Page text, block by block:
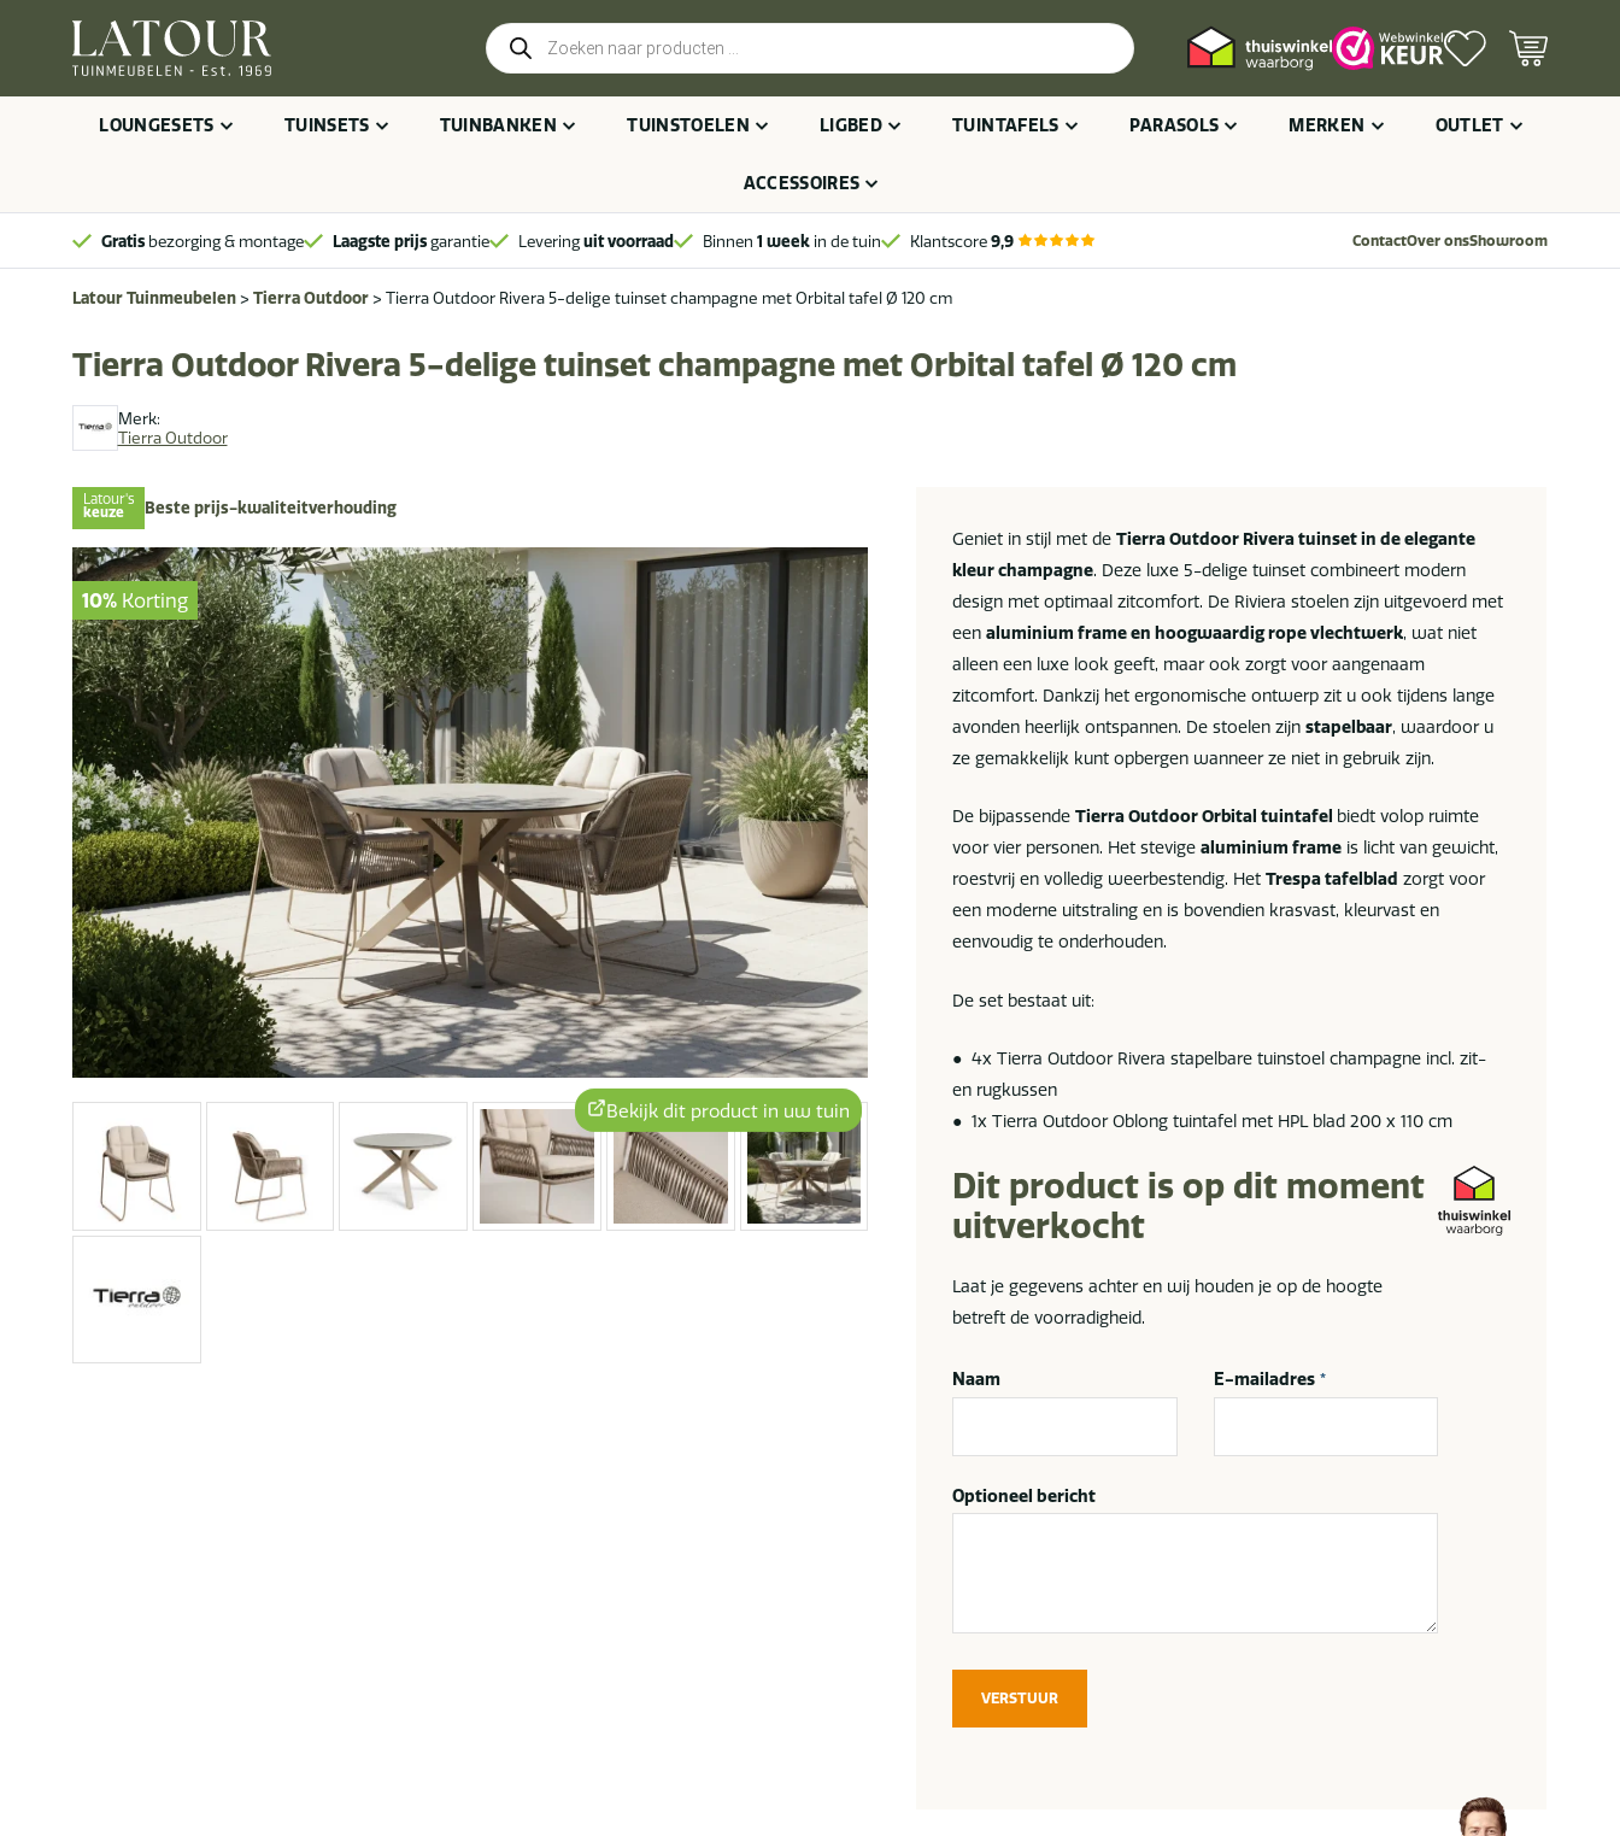
Producten
zoeken
LOUNGESETS TUINSETS TUINBANKEN TUINSTOELEN LIGBED TUINTAFELS PARASOLS MERKEN OUTLET
ACCESSOIRES
Gratis bezorging & montage Laagste prijsgarantie Leveringuit voorraad Binnen 1 week in de tuin Klantscore9,9 ContactOver onsShowroom
Latour Tuinmeubelen> Tierra Outdoor> Tierra Outdoor Rivera 5-delige tuinset champagne met Orbital tafel Ø 120 cm
Merk:
Tierra Outdoor
Tierra Outdoor Rivera 5-delige tuinset champagne met Orbital tafel Ø 120 cm
Latour's
keuze Beste prijs-kwaliteitverhouding
10% Korting
Bekijk dit product in uw tuin
Geniet in stijl met deTierra Outdoor Rivera tuinset in de elegante
kleur champagne. Deze luxe 5-delige tuinset combineert modern
design met optimaal zitcomfort. De Riviera stoelen zijn uitgevoerd met
eenaluminium frame en hoogwaardig rope vlechtwerk, wat niet
alleen een luxe look geeft, maar ook zorgt voor aangenaam
zitcomfort. Dankzij het ergonomische ontwerp zit u ook tijdens lange
avonden heerlijk ontspannen. De stoelen zijnstapelbaar, waardoor u
ze gemakkelijk kunt opbergen wanneer ze niet in gebruik zijn.
De bijpassendeTierra Outdoor Orbital tuintafel biedt volop ruimte
voor vier personen. Het stevigealuminium frame is licht van gewicht,
roestvrij en volledig weerbestendig. HetTrespa tafelblad zorgt voor
een moderne uitstraling en is bovendien krasvast, kleurvast en
eenvoudig te onderhouden.
De set bestaat uit:
● 4x Tierra Outdoor Rivera stapelbare tuinstoel champagne incl. zit-
en rugkussen
● 1x Tierra Outdoor Oblong tuintafel met HPL blad 200 x 110 cm
Dit product is op dit moment
uitverkocht
Laat je gegevens achter en wij houden je op de hoogte
betreft de voorradigheid.
Naam E-mailadres *
Optioneel bericht
VERSTUUR